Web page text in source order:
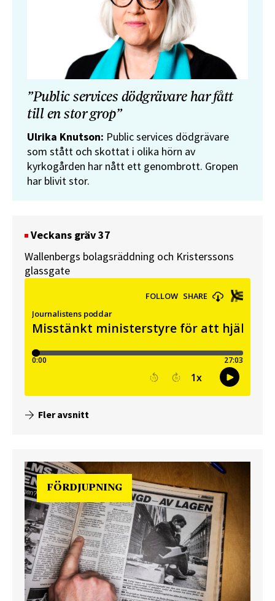
”Public services dödgrävare har fått
till en stor grop”
Ulrika Knutson: Public services dödgrävare
som stått och skottat i olika hörn av
kyrkogården har nått ett genombrott. Gropen
har blivit stor.
Veckans gräv 37
Wallenbergs bolagsräddning och Kristerssons
glassgate
Fler avsnitt
FÖRDJUPNING